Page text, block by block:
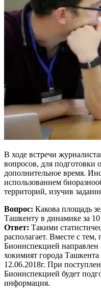
В ходе встречи
вопросов, для подготовки
дополнительное время.
использованием
территорий, изучив
Вопрос: Какова площадь
Ташкенту в динамике за 10
Ответ: Такими
располагает. Вместе с
Биоинспекцией направлен
хокимият города
12.06.2018г. При
Биоинспекцией будет
информация.